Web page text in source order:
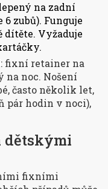
na zadní
zubů). Funguje
Vyžaduje
fixní retainer na
na noc. Nošení
často několik let,
pár hodin v noci),
dětskými
fixními